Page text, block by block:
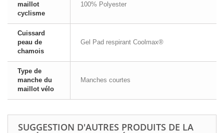
maillot
cyclisme
100% Polyester
Cuissard
peau de
chamois
Gel Pad respirant Coolmax®
Type de
manche du
maillot vélo
Manches courtes
SUGGESTION D'AUTRES PRODUITS DE LA